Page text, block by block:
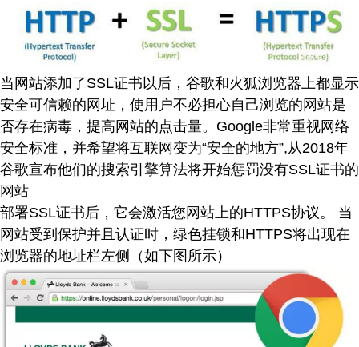
当网站添加了SSL证书以后，谷歌和火狐浏览器上都显示
安全可信赖的网址，使用户不必担心自己浏览的网站是
否存在病毒，提高网站的点击量。Google非常重视网络
安全标准，并希望将互联网变为“安全的地方”,从2018年
谷歌宣布他们的搜索引擎算法将开始惩罚没有SSL证书的
网站
部署SSL证书后，它会激活您网站上的HTTPS协议。 当
网站受到保护并且认证时，绿色挂锁和HTTPS将出现在
浏览器的地址栏左侧（如下图所示）